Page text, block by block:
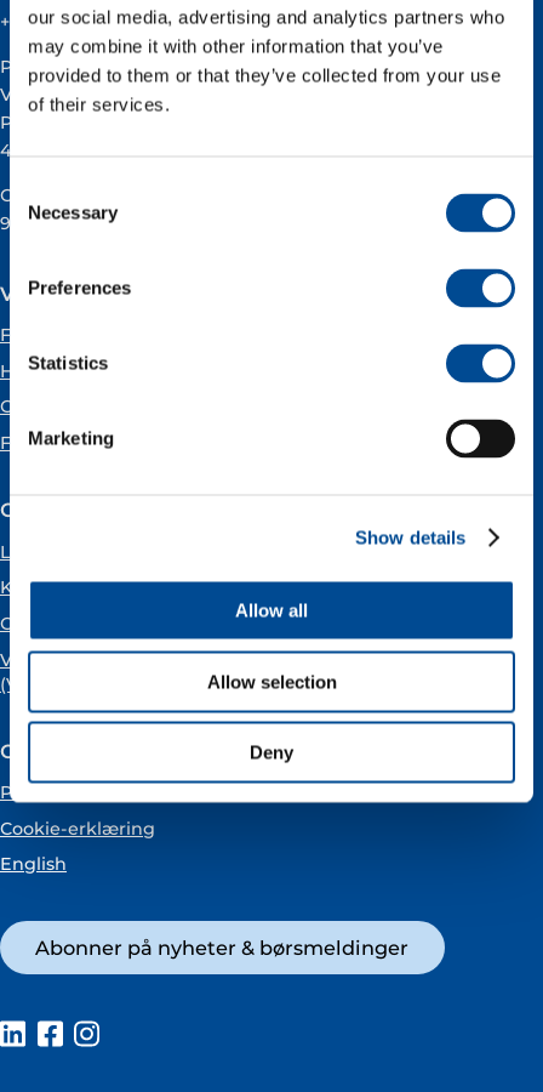
our social media, advertising and analytics partners who
may combine it with other information that you’ve
provided to them or that they’ve collected from your use
of their services.
Consent
Selection
Necessary
Preferences
Statistics
Marketing
Show details
Allow all
Allow selection
Deny
+47 51 60 60 60
Postadresse:
Vår Energi ASA
Pb 101
4068 Stavanger
Org.nummer:
919160675
Våre kontorer
Forus
Hammerfest
Oslo
Florø
Om Vår Energi
Ledige stillinger
Karriere
Om oss
VARSLING
(Vår Energi varslingstjeneste)
Om nettstedet
Personvernerklæring
Cookie-erklæring
English
Abonner på nyheter & børsmeldinger